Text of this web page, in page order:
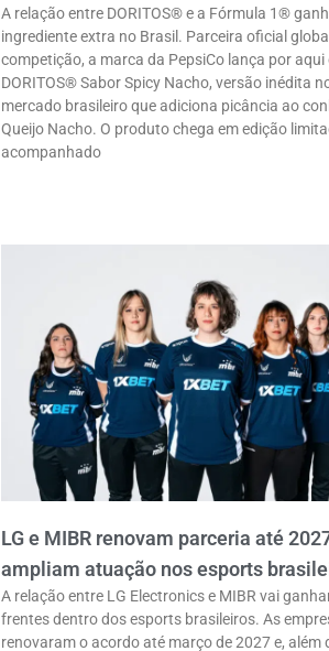
A relação entre DORITOS® e a Fórmula 1®
ingrediente extra no Brasil. Parceira oficial
competição, a marca da PepsiCo lança por aqui
DORITOS® Sabor Spicy Nacho, versão inédita
mercado brasileiro que adiciona picância ao
Queijo Nacho. O produto chega em edição
acompanhado
LG e MIBR renovam parceria até
ampliam atuação nos esports
A relação entre LG Electronics e MIBR vai
frentes dentro dos esports brasileiros. As
renovaram o acordo até março de 2027 e, além